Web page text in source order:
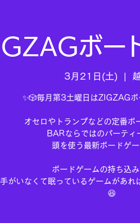
ボー
3月21日(土)
✨🎲毎月第3土曜日はZIGZAGボ
オセロやトランプなどの定番ボ
BARならではのパーティ
頭を使う最新ボードゲー
ボードゲームの持ち込み
がいなくて眠っているゲームがあれ
😆